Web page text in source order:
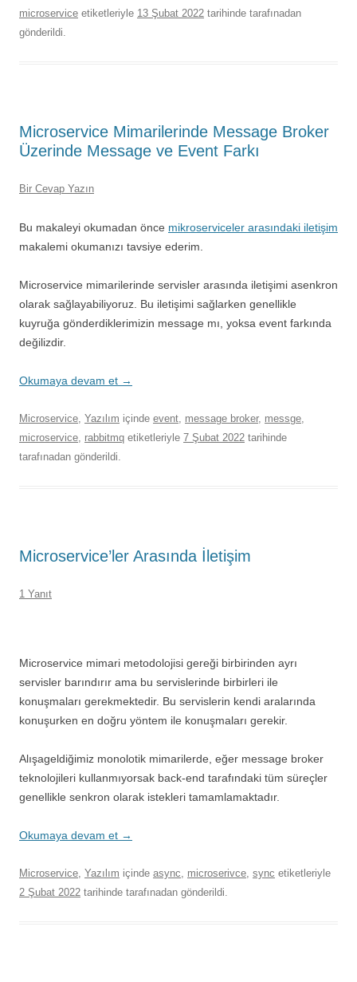
microservice etiketleriyle 13 Şubat 2022 tarihinde tarafınadan
gönderildi.
Microservice Mimarilerinde Message Broker
Üzerinde Message ve Event Farkı
Bir Cevap Yazın
Bu makaleyi okumadan önce mikroserviceler arasındaki iletişim
makalemi okumanızı tavsiye ederim.
Microservice mimarilerinde servisler arasında iletişimi asenkron
olarak sağlayabiliyoruz. Bu iletişimi sağlarken genellikle
kuyruğa gönderdiklerimizin message mı, yoksa event farkında
değilizdir.
Okumaya devam et →
Microservice, Yazılım içinde event, message broker, messge,
microservice, rabbitmq etiketleriyle 7 Şubat 2022 tarihinde
tarafınadan gönderildi.
Microservice’ler Arasında İletişim
1 Yanıt
Microservice mimari metodolojisi gereği birbirinden ayrı
servisler barındırır ama bu servislerinde birbirleri ile
konuşmaları gerekmektedir. Bu servislerin kendi aralarında
konuşurken en doğru yöntem ile konuşmaları gerekir.
Alışageldiğimiz monolotik mimarilerde, eğer message broker
teknolojileri kullanmıyorsak back-end tarafındaki tüm süreçler
genellikle senkron olarak istekleri tamamlamaktadır.
Okumaya devam et →
Microservice, Yazılım içinde async, microserivce, sync etiketleriyle
2 Şubat 2022 tarihinde tarafınadan gönderildi.